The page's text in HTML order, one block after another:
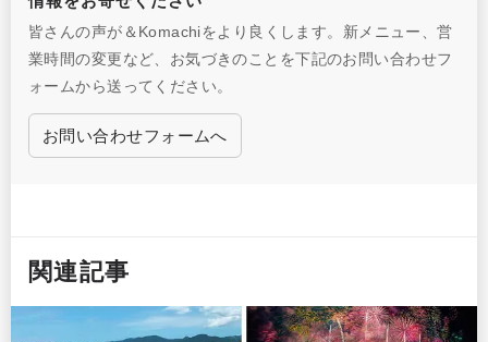
皆さんの声が＆Komachiをより良くします。新メニュー、営
業時間の変更など、お気づきのことを下記のお問い合わせフ
ォームから送ってください。
お問い合わせフォームへ
関連記事